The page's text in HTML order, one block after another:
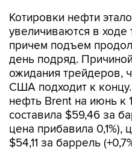
Котировки нефти
увеличиваются в ходе
причем подъем
день подряд.
ожидания трейдеров,
США подходит к
нефть Brent на июнь к
составила $59,46 за
цена прибавила
$54,11 за баррель